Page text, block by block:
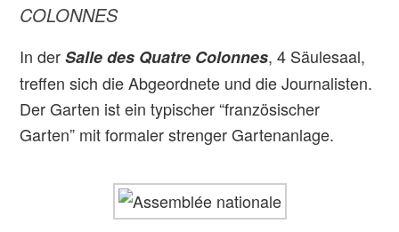
COLONNES
In derSalle des Quatre Colonnes, 4 Säulesaal,
treffen sich die Abgeordnete und die Journalisten.
Der Garten ist ein typischer “französischer
Garten” mit formaler strenger Gartenanlage.